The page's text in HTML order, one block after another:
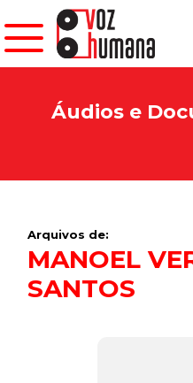
Áudios e
Arquivos de:
MANOEL
SANTOS